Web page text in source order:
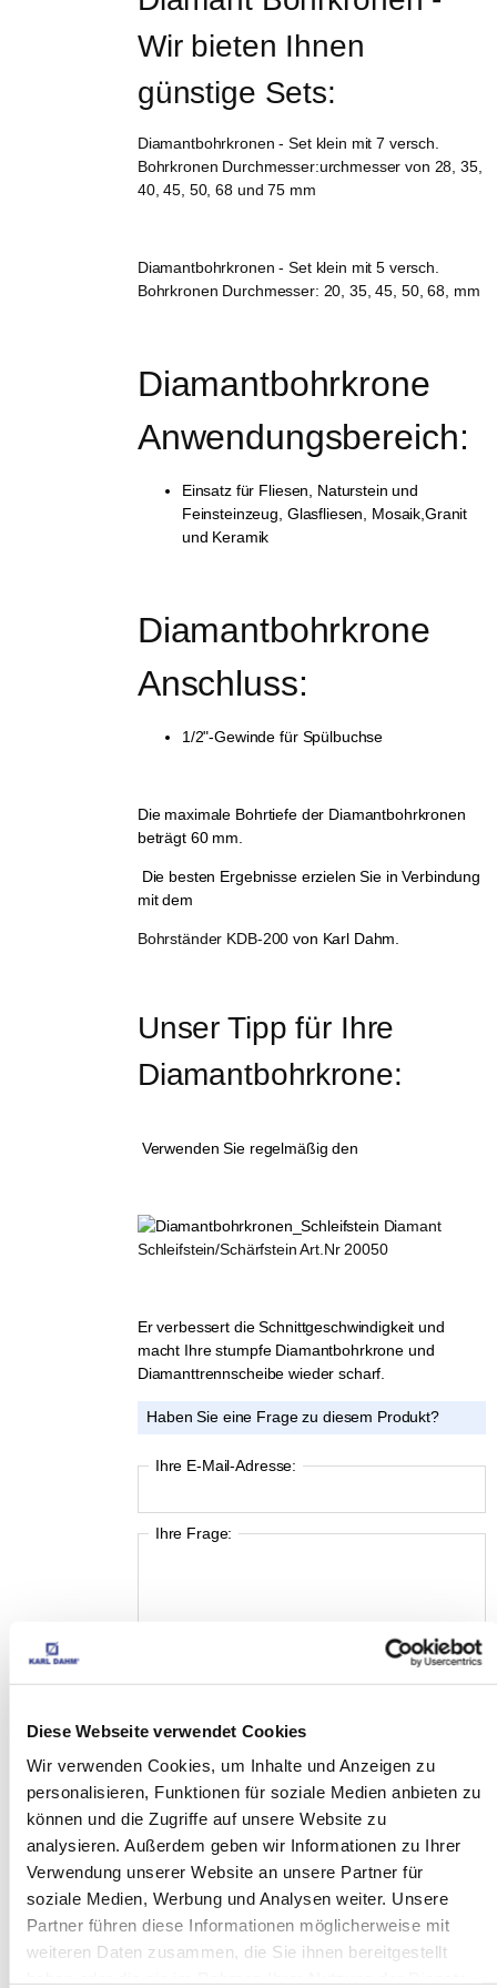
Diese Webseite verwendet Cookies
Wir verwenden Cookies, um Inhalte und Anzeigen zu
personalisieren, Funktionen für soziale Medien anbieten zu
können und die Zugriffe auf unsere Website zu
analysieren. Außerdem geben wir Informationen zu Ihrer
Verwendung unserer Website an unsere Partner für
soziale Medien, Werbung und Analysen weiter. Unsere
Partner führen diese Informationen möglicherweise mit
weiteren Daten zusammen, die Sie ihnen bereitgestellt
Wir bieten Ihnen
günstige Sets:
Diamantbohrkronen - Set klein mit 7 versch.
Bohrkronen Durchmesser:urchmesser von 28, 35,
40, 45, 50, 68 und 75 mm
Diamantbohrkronen - Set klein mit 5 versch.
Bohrkronen Durchmesser: 20, 35, 45, 50, 68, mm
Diamantbohrkrone
Anwendungsbereich:
Einsatz für Fliesen, Naturstein und
Feinsteinzeug, Glasfliesen, Mosaik,Granit
und Keramik
Diamantbohrkrone
Anschluss:
1/2"-Gewinde für Spülbuchse
Die maximale Bohrtiefe der Diamantbohrkronen
beträgt 60 mm.
Die besten Ergebnisse erzielen Sie in Verbindung
mit dem
Bohrständer KDB-200 von Karl Dahm.
Unser Tipp für Ihre
Diamantbohrkrone:
Verwenden Sie regelmäßig den
Diamant
Schleifstein/Schärfstein Art.Nr 20050
Er verbessert die Schnittgeschwindigkeit und
macht Ihre stumpfe Diamantbohrkrone und
Diamanttrennscheibe wieder scharf.
Haben Sie eine Frage zu diesem Produkt?
Ihre E-Mail-Adresse:
Ihre Frage:
Ich akzeptiere dieDatenschutzbestimmungen